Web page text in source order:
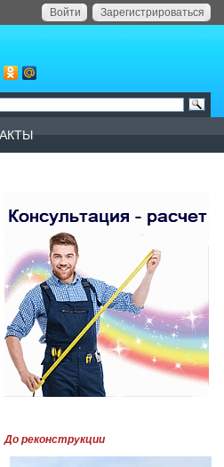
Зарегистрироваться
Войти
До реконструкции